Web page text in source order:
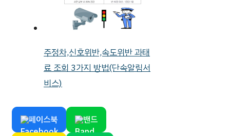
주정차,신호위반,속도위반 과태
료 조회 3가지 방법(단속알림서
비스)
페이스북 밴드